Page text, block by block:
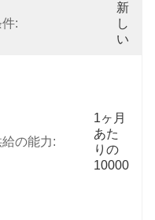
:
新
し
い
の能力:
1ヶ月
あた
りの
10000